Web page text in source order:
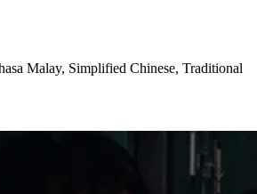
Malay, Simplified Chinese, Traditional